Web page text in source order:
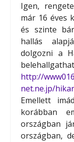
Igen,
már 16 éves
és szinte
hallás
dolgozni a
http://
net.ne.jp/
Emellett
korábban
országban
országban,